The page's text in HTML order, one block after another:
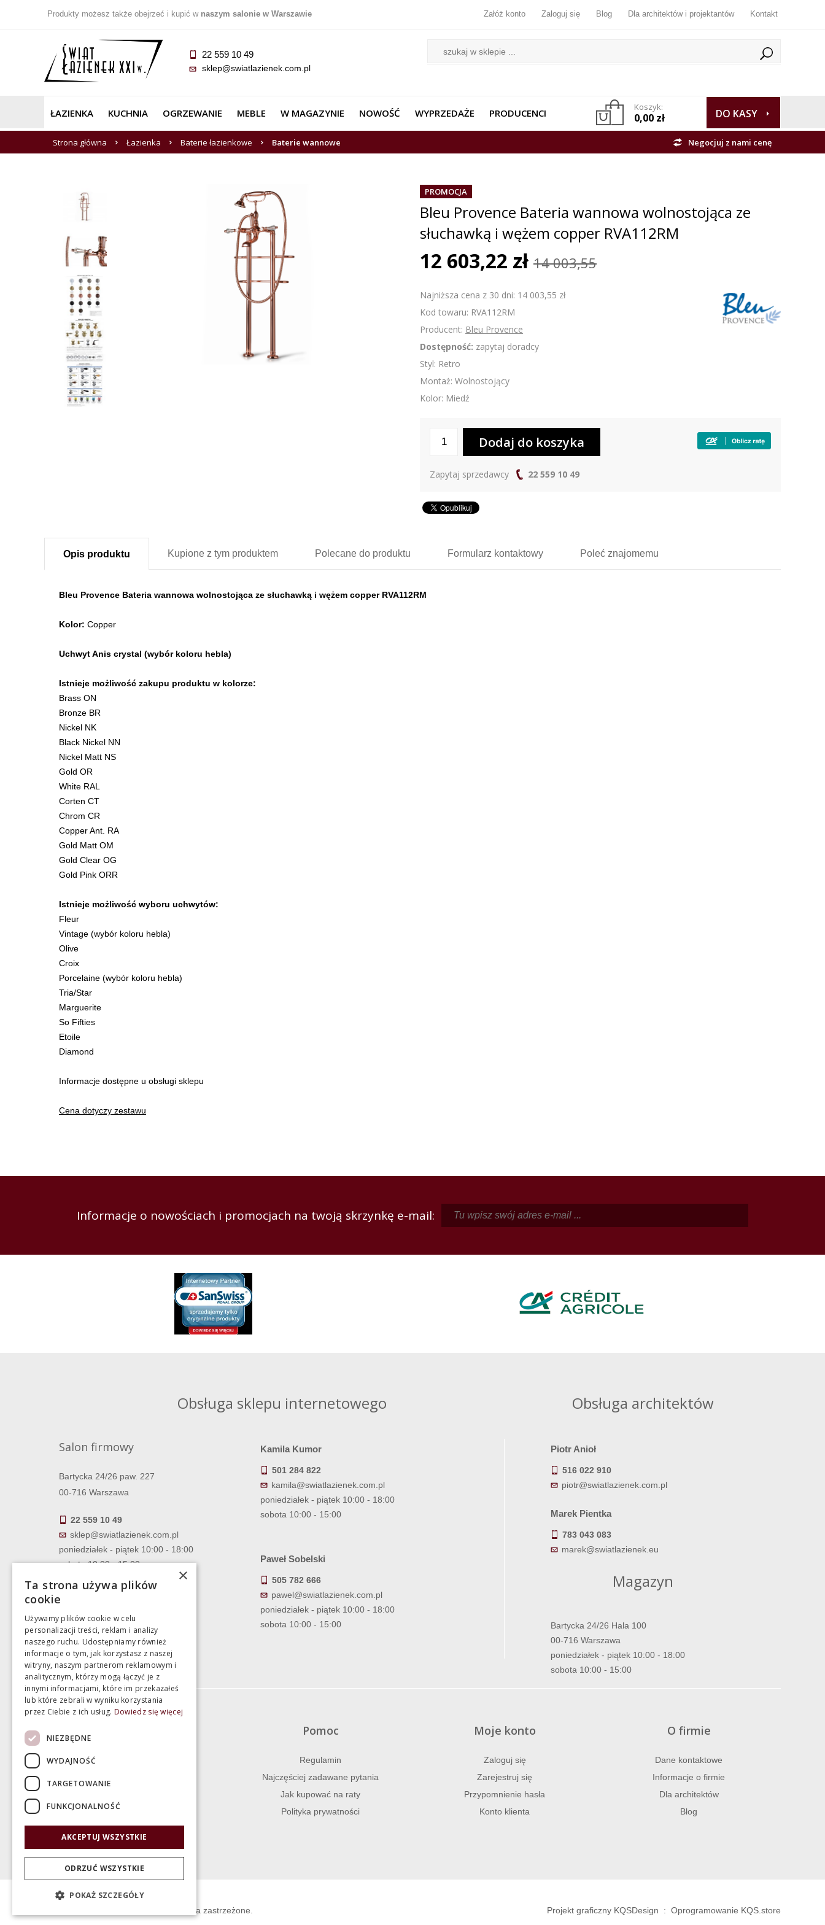
Produkty możesz także obejrzeć i kupić w naszym salonie w Warszawie Załóż konto Zaloguj się Blog Dla architektów i projektantów Kontakt
22 559 10 49
sklep@swiatlazienek.com.pl
ŁAZIENKA KUCHNIA OGRZEWANIE MEBLE W MAGAZYNIE NOWOŚĆ WYPRZEDAŻE PRODUCENCI Koszyk:
0,00 zł DO KASY
Strona główna Łazienka Baterie łazienkowe Baterie wannowe Negocjuj z nami cenę
PROMOCJA
Bleu Provence Bateria wannowa wolnostojąca ze
słuchawką i wężem copper RVA112RM
12 603,22 zł 14 003,55
Najniższa cena z 30 dni: 14 003,55 zł
Kod towaru: RVA112RM
Producent: Bleu Provence
Dostępność: zapytaj doradcy
Styl: Retro
Montaż: Wolnostojący
Kolor: Miedź
Zapytaj sprzedawcy 22 559 10 49
Opis produktu Kupione z tym produktem Polecane do produktu Formularz kontaktowy Poleć znajomemu
Bleu Provence Bateria wannowa wolnostojąca ze słuchawką i wężem copper RVA112RM
Kolor: Copper
Uchwyt Anis crystal (wybór koloru hebla)
Istnieje możliwość zakupu produktu w kolorze:
Brass ON
Bronze BR
Nickel NK
Black Nickel NN
Nickel Matt NS
Gold OR
White RAL
Corten CT
Chrom CR
Copper Ant. RA
Gold Matt OM
Gold Clear OG
Gold Pink ORR
Istnieje możliwość wyboru uchwytów:
Fleur
Vintage (wybór koloru hebla)
Olive
Croix
Porcelaine (wybór koloru hebla)
Tria/Star
Marguerite
So Fifties
Etoile
Diamond
Informacje dostępne u obsługi sklepu
Cena dotyczy zestawu
Informacje o nowościach i promocjach na twoją skrzynkę e-mail:
Obsługa sklepu internetowego
Salon firmowy
Bartycka 24/26 paw. 227
00-716 Warszawa
22 559 10 49
sklep@swiatlazienek.com.pl
poniedziałek - piątek 10:00 - 18:00
sobota 10:00 - 15:00
Kamila Kumor
501 284 822
kamila@swiatlazienek.com.pl
poniedziałek - piątek 10:00 - 18:00
sobota 10:00 - 15:00
Paweł Sobelski
505 782 666
pawel@swiatlazienek.com.pl
poniedziałek - piątek 10:00 - 18:00
sobota 10:00 - 15:00
Obsługa architektów
Piotr Anioł
516 022 910
piotr@swiatlazienek.com.pl
Marek Pientka
783 043 083
marek@swiatlazienek.eu
Magazyn
Bartycka 24/26 Hala 100
00-716 Warszawa
poniedziałek - piątek 10:00 - 18:00
sobota 10:00 - 15:00
Termin realizacji zamówienia
Gwarancja i serwis
Zwrot towaru
Pomoc
Regulamin
Najczęściej zadawane pytania
Jak kupować na raty
Polityka prywatności
Moje konto
Zaloguj się
Zarejestruj się
Przypomnienie hasła
Konto klienta
O firmie
Dane kontaktowe
Informacje o firmie
Dla architektów
Blog
© Świat Łazienek XXI w. Wszelkie prawa zastrzeżone. Projekt graficzny KQSDesign : Oprogramowanie KQS.store
×
Ta strona używa plików
cookie
Używamy plików cookie w celu
personalizacji treści, reklam i analizy
naszego ruchu. Udostępniamy również
informacje o tym, jak korzystasz z naszej
witryny, naszym partnerom reklamowym i
analitycznym, którzy mogą łączyć je z
innymi informacjami, które im przekazałeś
lub które zebrali w wyniku korzystania
przez Ciebie z ich usług. Dowiedz się więcej
NIEZBĘDNE
WYDAJNOŚĆ
TARGETOWANIE
FUNKCJONALNOŚĆ
AKCEPTUJ WSZYSTKIE
ODRZUĆ WSZYSTKIE
POKAŻ SZCZEGÓŁY